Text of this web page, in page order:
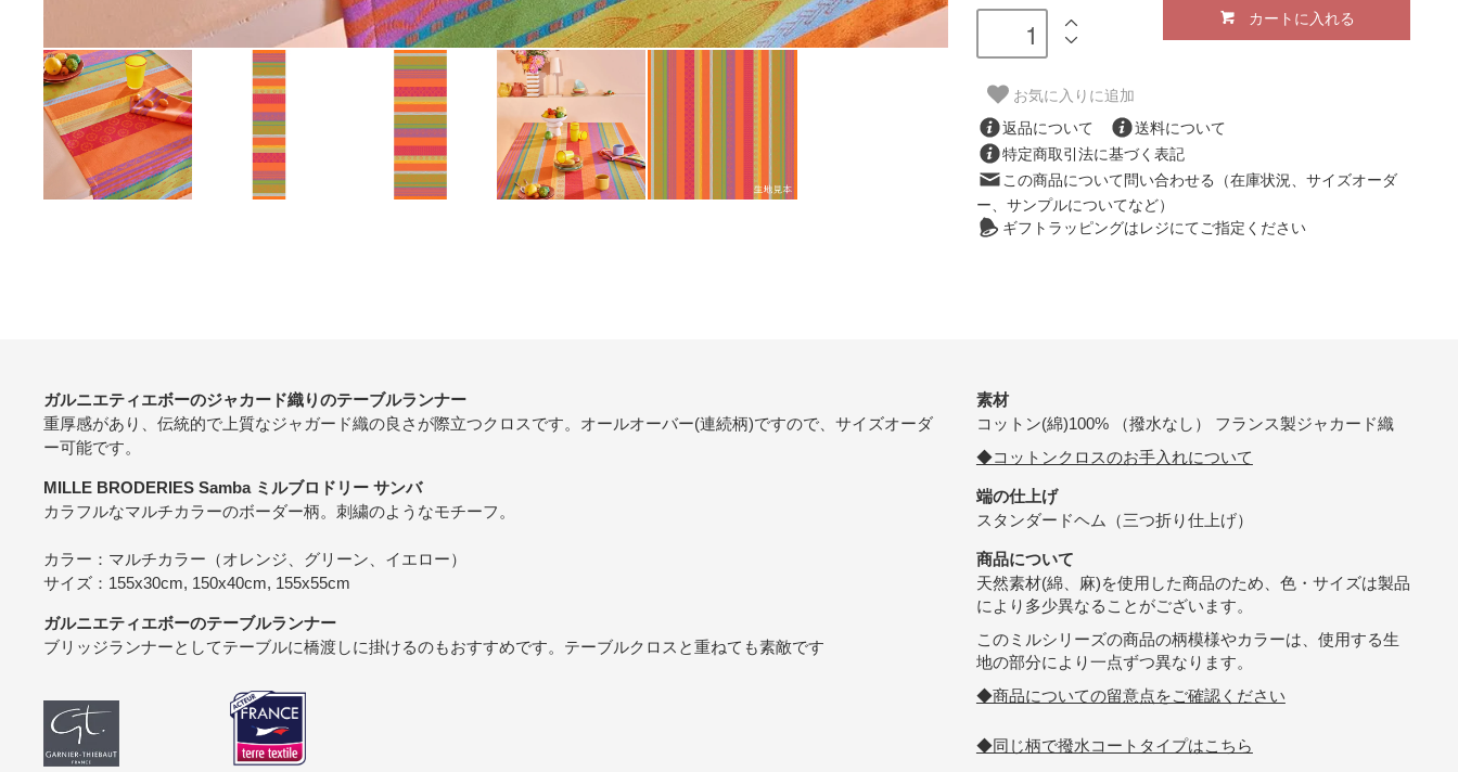
カートに入れる
お気に入りに追加
返品について
送料について
特定商取引法に基づく表記
この商品について問い合わせる（在庫状況、サイズオーダ
ー、サンプルについてなど）
ギフトラッピングはレジにてご指定ください
ガルニエティエボーのジャカード織りのテーブルランナー
重厚感があり、伝統的で上質なジャガード織の良さが際立つクロスです。オールオーバー(連続柄)ですので、サイズオーダ
ー可能です。
MILLE BRODERIES Samba ミルブロドリー サンバ
カラフルなマルチカラーのボーダー柄。刺繍のようなモチーフ。
カラー：マルチカラー（オレンジ、グリーン、イエロー）
サイズ：155x30cm, 150x40cm, 155x55cm
ガルニエティエボーのテーブルランナー
ブリッジランナーとしてテーブルに橋渡しに掛けるのもおすすめです。テーブルクロスと重ねても素敵です
素材
コットン(綿)100% （撥水なし） フランス製ジャカード織
◆コットンクロスのお手入れについて
端の仕上げ
スタンダードヘム（三つ折り仕上げ）
商品について
天然素材(綿、麻)を使用した商品のため、色・サイズは製品
により多少異なることがございます。
このミルシリーズの商品の柄模様やカラーは、使用する生
地の部分により一点ずつ異なります。
◆商品についての留意点をご確認ください
◆同じ柄で撥水コートタイプはこちら